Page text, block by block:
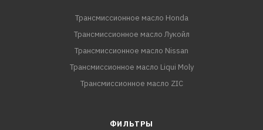
Трансмиссионное масло Honda
Трансмиссионное масло Лукойл
Трансмиссионное масло Nissan
Трансмиссионное масло Liqui Moly
Трансмиссионное масло ZIC
ФИЛЬТРЫ